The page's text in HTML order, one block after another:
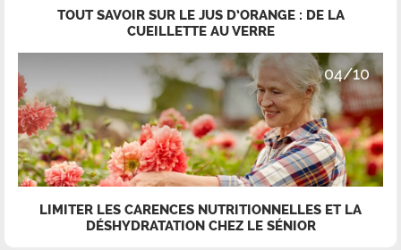
TOUT SAVOIR SUR LE JUS D’ORANGE : DE LA
CUEILLETTE AU VERRE
04/10
LIMITER LES CARENCES NUTRITIONNELLES ET LA
DÉSHYDRATATION CHEZ LE SÉNIOR